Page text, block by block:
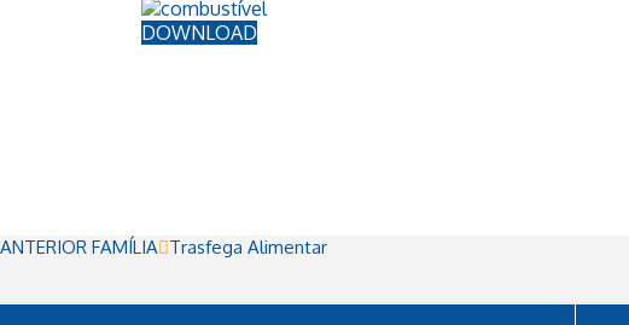
DOWNLOAD
ANTERIOR FAMÍLIA Trasfega Alimentar